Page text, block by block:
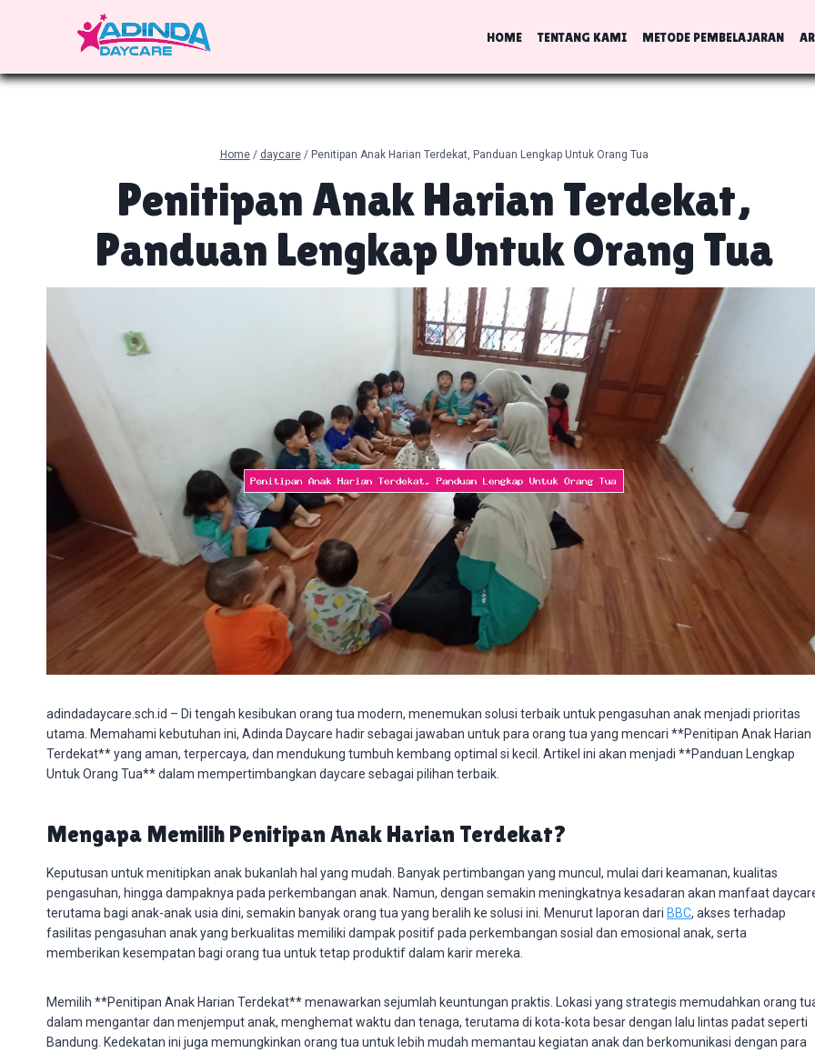
HOME TENTANG KAMI METODE PEMBELAJARAN
Home / daycare / Penitipan Anak Harian Terdekat, Panduan Lengkap Untuk Orang Tua
Penitipan Anak Harian Terdekat,
Panduan Lengkap Untuk Orang Tua
adindadaycare.sch.id – Di tengah kesibukan orang tua modern, menemukan solusi terbaik untuk pengasuhan anak menjadi prioritas
utama. Memahami kebutuhan ini, Adinda Daycare hadir sebagai jawaban untuk para orang tua yang mencari **Penitipan Anak Harian
Terdekat** yang aman, terpercaya, dan mendukung tumbuh kembang optimal si kecil. Artikel ini akan menjadi **Panduan Lengkap
Untuk Orang Tua** dalam mempertimbangkan daycare sebagai pilihan terbaik.
Mengapa Memilih Penitipan Anak Harian Terdekat?
Keputusan untuk menitipkan anak bukanlah hal yang mudah. Banyak pertimbangan yang muncul, mulai dari keamanan, kualitas
pengasuhan, hingga dampaknya pada perkembangan anak. Namun, dengan semakin meningkatnya kesadaran akan manfaat
terutama bagi anak-anak usia dini, semakin banyak orang tua yang beralih ke solusi ini. Menurut laporan dari BBC, akses terhadap
fasilitas pengasuhan anak yang berkualitas memiliki dampak positif pada perkembangan sosial dan emosional anak, serta
memberikan kesempatan bagi orang tua untuk tetap produktif dalam karir mereka.
Memilih **Penitipan Anak Harian Terdekat** menawarkan sejumlah keuntungan praktis. Lokasi yang strategis memudahkan orang
dalam mengantar dan menjemput anak, menghemat waktu dan tenaga, terutama di kota-kota besar dengan lalu lintas padat seperti
Bandung. Kedekatan ini juga memungkinkan orang tua untuk lebih mudah memantau kegiatan anak dan berkomunikasi dengan para